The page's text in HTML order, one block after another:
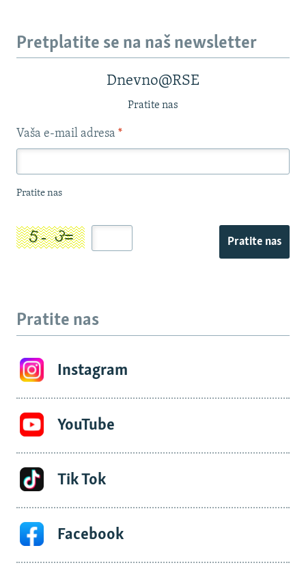
Pretplatite se na naš newsletter
Dnevno@RSE
Pratite nas
Vaša e-mail adresa *
Pratite nas
Pratite nas
Pratite nas
Instagram
YouTube
Tik Tok
Facebook